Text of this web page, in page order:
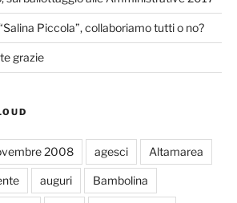
Piccola”, collaboriamo tutti o no?
grazie
2008 agesci Altamarea
auguri Bambolina